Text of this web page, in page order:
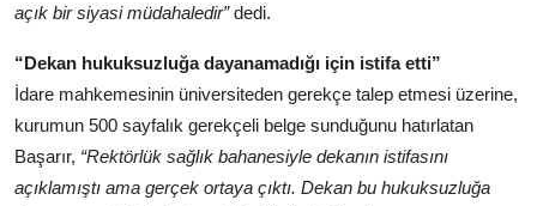
açık bir siyasi müdahaledir”dedi.
“Dekan hukuksuzluğa dayanamadığı için istifa etti”
İdare mahkemesinin üniversiteden gerekçe talep etmesi üzerine,
kurumun 500 sayfalık gerekçeli belge sunduğunu hatırlatan
Başarır, “Rektörlük sağlık bahanesiyle dekanın istifasını
açıklamıştı ama gerçek ortaya çıktı. Dekan bu hukuksuzluğa